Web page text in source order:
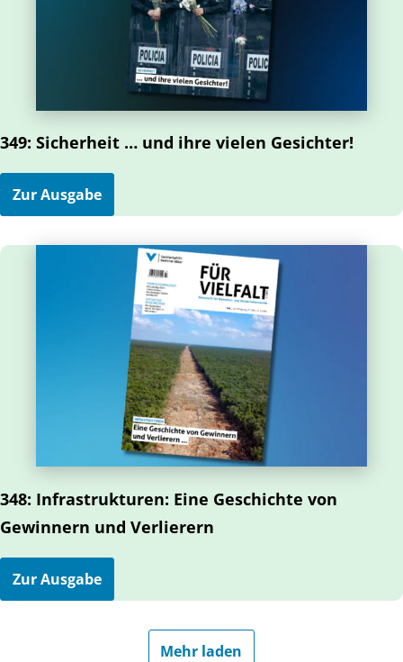
349: Sicherheit … und ihre vielen Gesichter!
Zur Ausgabe
348: Infrastrukturen: Eine Geschichte von
Gewinnern und Verlierern
Zur Ausgabe
Mehr laden